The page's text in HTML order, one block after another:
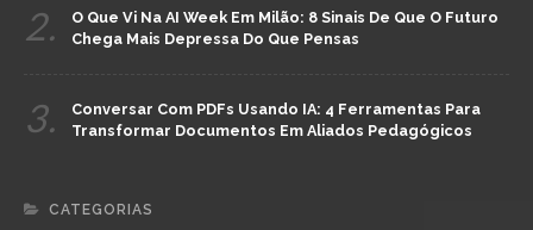
2.
O Que Vi Na AI Week Em Milão: 8 Sinais De Que O Futuro
Chega Mais Depressa Do Que Pensas
3.
Conversar Com PDFs Usando IA: 4 Ferramentas Para
Transformar Documentos Em Aliados Pedagógicos
CATEGORIAS